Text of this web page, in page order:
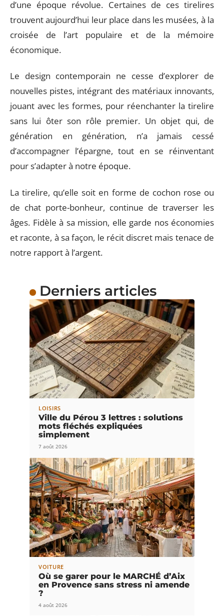
d’une époque révolue. Certaines de ces tirelires
trouvent aujourd’hui leur place dans les musées, à la
croisée de l’art populaire et de la mémoire
économique.
Le design contemporain ne cesse d’explorer de
nouvelles pistes, intégrant des matériaux innovants,
jouant avec les formes, pour réenchanter la tirelire
sans lui ôter son rôle premier. Un objet qui, de
génération en génération, n’a jamais cessé
d’accompagner l’épargne, tout en se réinventant
pour s’adapter à notre époque.
La tirelire, qu’elle soit en forme de cochon rose ou
de chat porte-bonheur, continue de traverser les
âges. Fidèle à sa mission, elle garde nos économies
et raconte, à sa façon, le récit discret mais tenace de
notre rapport à l’argent.
Derniers articles
LOISIRS
Ville du Pérou 3 lettres : solutions
mots fléchés expliquées
simplement
7 août 2026
VOITURE
Où se garer pour le MARCHÉ d’Aix
en Provence sans stress ni amende
?
4 août 2026